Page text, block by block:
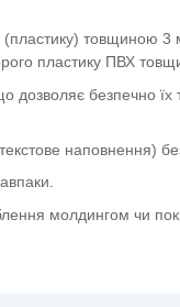
(пластику) товщиною
пластику ПВХ
безпечно їх
наповнення)
молдингом чи